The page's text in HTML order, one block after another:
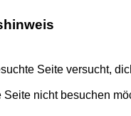
Seite versucht,
Seite nicht besuchen